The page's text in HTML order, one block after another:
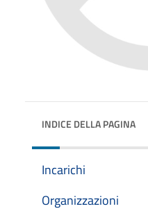
INDICE DELLA PAGINA
Incarichi
Organizzazioni